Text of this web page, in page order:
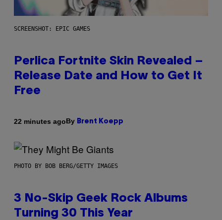
SCREENSHOT: EPIC GAMES
Perlica Fortnite Skin Revealed –
Release Date and How to Get It
Free
22 minutes agoBy Brent Koepp
PHOTO BY BOB BERG/GETTY IMAGES
3 No-Skip Geek Rock Albums
Turning 30 This Year